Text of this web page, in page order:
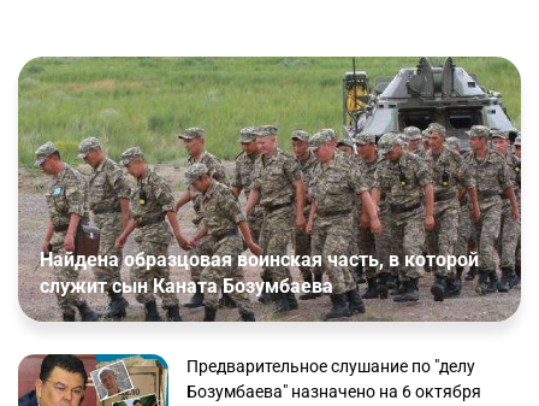
Найдена образцовая воинская часть, в которой
служит сын Каната Бозумбаева
Предварительное слушание по "делу
Бозумбаева" назначено на 6 октября